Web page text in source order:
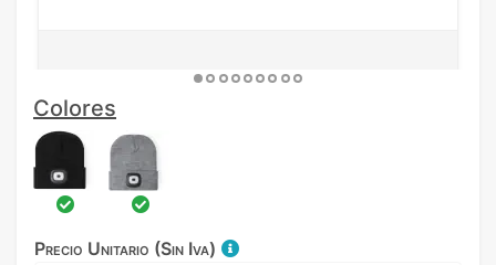
Colores
Precio Unitario (Sin Iva)